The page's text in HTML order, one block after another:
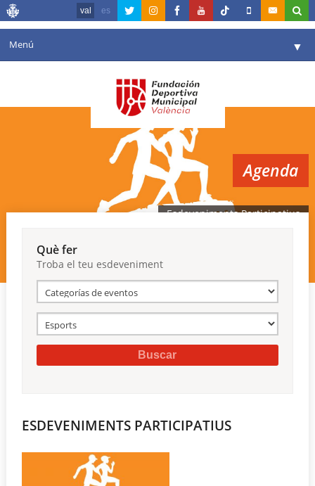
val es
Menú ▼
Agenda
▼
▼
Reserves
Agenda
Esdeveniments Participatius
Què fer
Troba el teu esdeveniment
ESDEVENIMENTS PARTICIPATIUS